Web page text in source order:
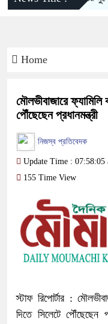
Home
মৌলভীবাজারে ফ্যামিলি
পৌঁছেছেন প্রধানমন্ত্রী
নিজস্ব প্রতিবেদক
Update Time : 07:58:05
155 Time View
স্টাফ রিপোর্টার :
দিতে সিলেটে পৌঁছেছেন